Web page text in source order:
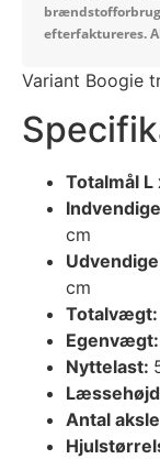
efterfaktureres.
Variant Boogie
Totalmål L
cm
cm
Totalvægt:
Egenvægt:
Nyttelast:
Antal